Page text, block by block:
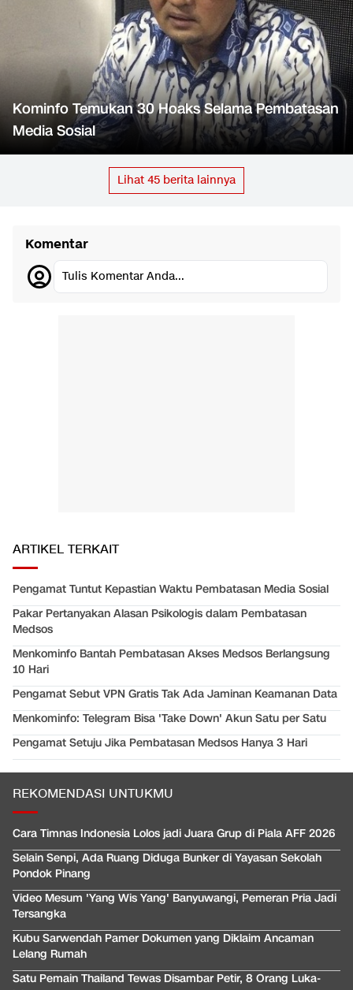
Kominfo Temukan 30 Hoaks Selama Pembatasan
Media Sosial
Lihat 45 berita lainnya
Komentar
Tulis Komentar Anda...
ARTIKEL TERKAIT
Pengamat Tuntut Kepastian Waktu Pembatasan Media Sosial
Pakar Pertanyakan Alasan Psikologis dalam Pembatasan
Medsos
Menkominfo Bantah Pembatasan Akses Medsos Berlangsung
10 Hari
Pengamat Sebut VPN Gratis Tak Ada Jaminan Keamanan Data
Menkominfo: Telegram Bisa 'Take Down' Akun Satu per Satu
Pengamat Setuju Jika Pembatasan Medsos Hanya 3 Hari
REKOMENDASI UNTUKMU
Cara Timnas Indonesia Lolos jadi Juara Grup di Piala AFF 2026
Selain Senpi, Ada Ruang Diduga Bunker di Yayasan Sekolah
Pondok Pinang
Video Mesum 'Yang Wis Yang' Banyuwangi, Pemeran Pria Jadi
Tersangka
Kubu Sarwendah Pamer Dokumen yang Diklaim Ancaman
Lelang Rumah
Satu Pemain Thailand Tewas Disambar Petir, 8 Orang Luka-